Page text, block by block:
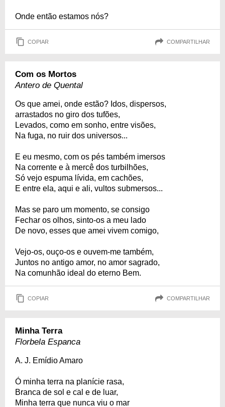
Onde então estamos nós?
COPIAR COMPARTILHAR
Com os Mortos
Antero de Quental
Os que amei, onde estão? Idos, dispersos,
arrastados no giro dos tufões,
Levados, como em sonho, entre visões,
Na fuga, no ruir dos universos...
E eu mesmo, com os pés também imersos
Na corrente e à mercê dos turbilhões,
Só vejo espuma lívida, em cachões,
E entre ela, aqui e ali, vultos submersos...
Mas se paro um momento, se consigo
Fechar os olhos, sinto-os a meu lado
De novo, esses que amei vivem comigo,
Vejo-os, ouço-os e ouvem-me também,
Juntos no antigo amor, no amor sagrado,
Na comunhão ideal do eterno Bem.
COPIAR COMPARTILHAR
Minha Terra
Florbela Espanca
A. J. Emídio Amaro
Ó minha terra na planície rasa,
Branca de sol e cal e de luar,
Minha terra que nunca viu o mar